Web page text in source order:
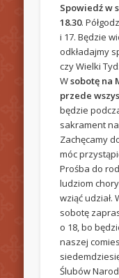
Spowiedź w
18.30.
i 17. Będzie
odkładajmy
czy Wielki
Wsobotę na
przede
będzie
sakrament
Zachęcamy
móc
Prośba do
ludziom
wziąć udział.
sobotę
o 18, bo
naszej
Ślubów